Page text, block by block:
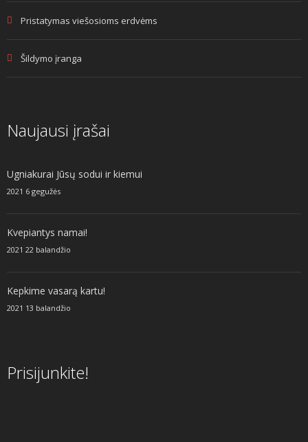
Pristatymas viešosioms erdvėms
Šildymo įranga
Naujausi įrašai
Ugniakurai Jūsų sodui ir kiemui
2021 6 gegužės
Kvepiantys namai!
2021 22 balandžio
Kepkime vasarą kartu!
2021 13 balandžio
Prisijunkite!